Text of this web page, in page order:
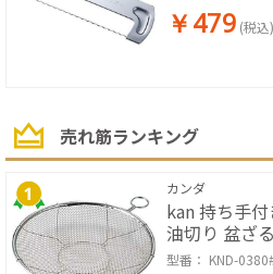
￥479 (税込)
売れ筋ランキング
カンダ
kan 持ち手
油切り 盆ざ
ング付
型番： KND-